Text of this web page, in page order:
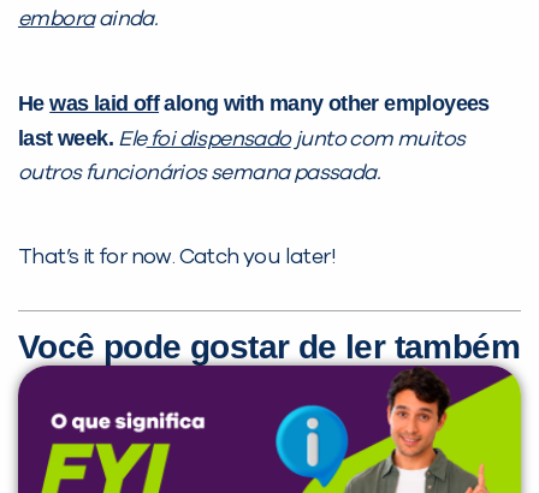
emboraainda.
Hewas laid offalong with many other employees
last week. Elefoi dispensadojunto com muitos
outros funcionários semana passada.
That’s it for now. Catch you later!
Você pode gostar de ler também